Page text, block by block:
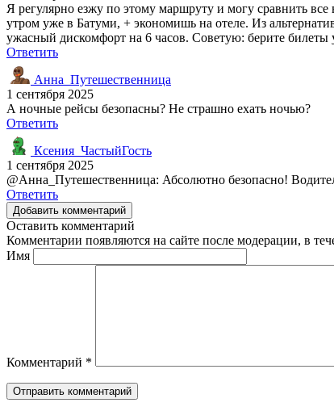
Я регулярно езжу по этому маршруту и могу сравнить
утром уже в Батуми, + экономишь на отеле. Из
ужасный дискомфорт на 6 часов. Советую: берите билеты
Ответить
Анна_Путешественница
1 сентября 2025
А ночные рейсы безопасны? Не страшно ехать ночью?
Ответить
Ксения_ЧастыйГость
1 сентября 2025
@Анна_Путешественница: Абсолютно безопасно!
Ответить
Добавить комментарий
Оставить комментарий
Комментарии появляются на сайте после модерации, в
Имя
Комментарий *